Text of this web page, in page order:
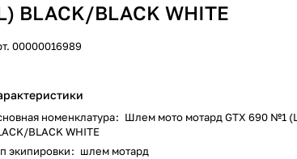
BLACK/BLACK WHITE
00000016989
номенклатура: Шлем мото мотард GTX 690 №1
BLACK WHITE
экипировки: шлем мотард